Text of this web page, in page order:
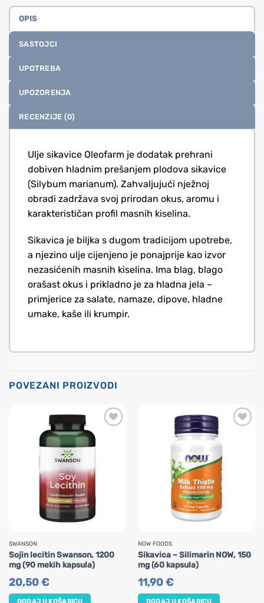
OPIS
SASTOJCI
UPOTREBA
UPOZORENJA
RECENZIJE (0)
Ulje sikavice Oleofarm je dodatak prehrani
dobiven hladnim prešanjem plodova sikavice
(Silybum marianum). Zahvaljujući nježnoj
obradi zadržava svoj prirodan okus, aromu i
karakterističan profil masnih kiselina.
Sikavica je biljka s dugom tradicijom upotrebe,
a njezino ulje cijenjeno je ponajprije kao izvor
nezasićenih masnih kiselina. Ima blag, blago
orašast okus i prikladno je za hladna jela –
primjerice za salate, namaze, dipove, hladne
umake, kaše ili krumpir.
POVEZANI PROIZVODI
SWANSON
Sojin lecitin Swanson, 1200
mg (90 mekih kapsula)
20,50€
NOW FOODS
Sikavica – Silimarin NOW, 150
mg (60 kapsula)
11,90€